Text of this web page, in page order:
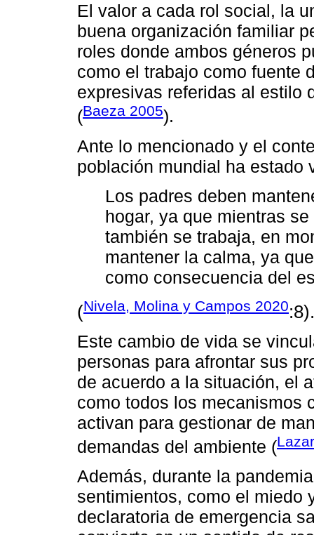
El valor a cada rol social, la
buena organización familiar
roles donde ambos géneros
como el trabajo como fuente
expresivas referidas al estilo
(Baeza 2005).
Ante lo mencionado y el
población mundial ha estado
Los padres deben
hogar, ya que mientras
también se trabaja, en
mantener la calma, ya
como consecuencia del
(Nivela, Molina y Campos 2020:8).
Este cambio de vida se
personas para afrontar sus
de acuerdo a la situación, el
como todos los mecanismos
activan para gestionar de
demandas del ambiente (
Además, durante la
sentimientos, como el miedo
declaratoria de emergencia